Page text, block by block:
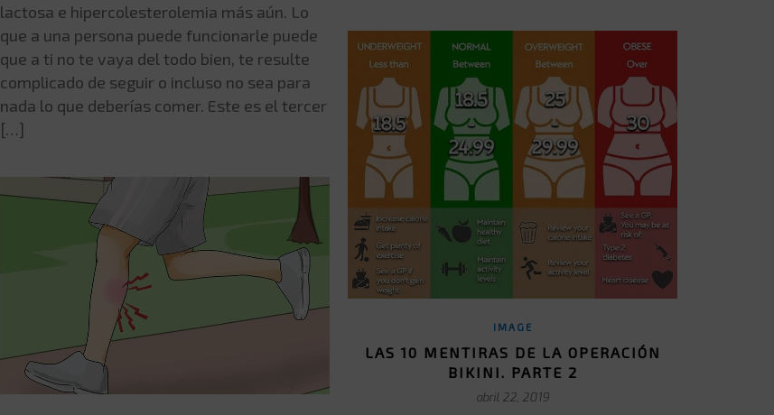
lactosa e hipercolesterolemia más aún. Lo
que a una persona puede funcionarle puede
que a ti no te vaya del todo bien, te resulte
complicado de seguir o incluso no sea para
nada lo que deberías comer. Este es el tercer
[…]
IMAGE
LAS 10 MENTIRAS DE LA OPERACIÓN
BIKINI. PARTE 2
abril 22, 2019